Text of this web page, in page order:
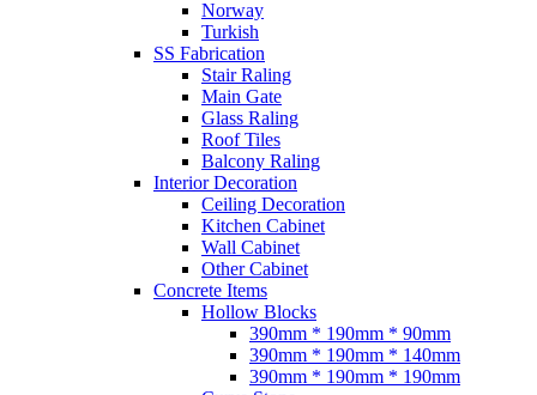
Norway
Turkish
SS Fabrication
Stair Raling
Main Gate
Glass Raling
Roof Tiles
Balcony Raling
Interior Decoration
Ceiling Decoration
Kitchen Cabinet
Wall Cabinet
Other Cabinet
Concrete Items
Hollow Blocks
390mm * 190mm * 90mm
390mm * 190mm * 140mm
390mm * 190mm * 190mm